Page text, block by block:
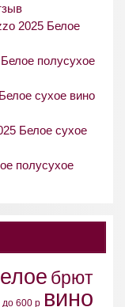
2025 Белое
полусухое
сухое вино
Белое сухое
полусухое
брют
до 600 р вино